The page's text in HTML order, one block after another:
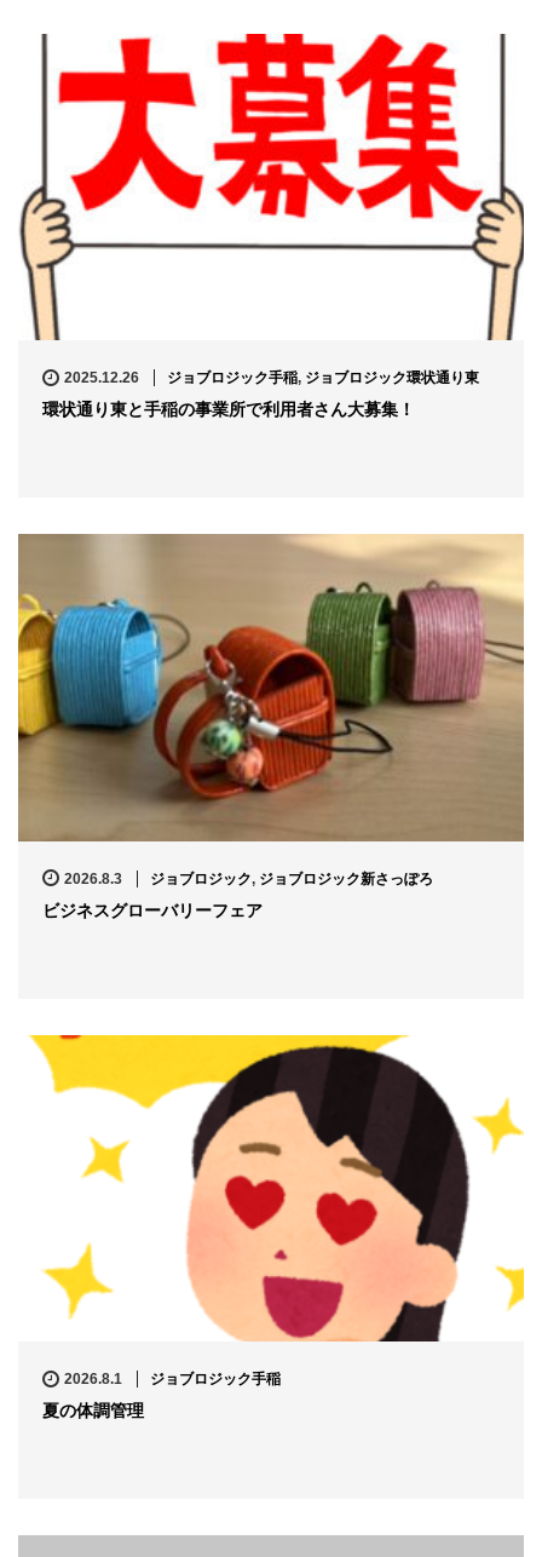
2025.12.26 ジョブロジック手稲, ジョブロジック環状通り東
環状通り東と手稲の事業所で利用者さん大募集！
2026.8.3 ジョブロジック, ジョブロジック新さっぽろ
ビジネスグローバリーフェア
2026.8.1 ジョブロジック手稲
夏の体調管理